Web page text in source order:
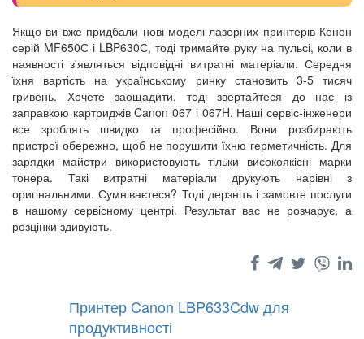
Якщо ви вже придбали нові моделі лазерних принтерів Кенон
серій MF650С і LBP630С, тоді тримайте руку на пульсі, коли в
наявності з'являться відповідні витратні матеріали. Середня
їхня вартість на українському ринку становить 3-5 тисяч
гривень. Хочете заощадити, тоді звертайтеся до нас із
заправкою картриджів Canon 067 і 067H. Наші сервіс-інженери
все зроблять швидко та професійно. Вони розбирають
пристрої обережно, щоб не порушити їхню герметичність. Для
зарядки майстри використовують тільки високоякісні марки
тонера. Такі витратні матеріали друкують нарівні з
оригінальними. Сумніваєтеся? Тоді дерзніть і замовте послуги
в нашому сервісному центрі. Результат вас не розчарує, а
розцінки здивують.
Принтер Canon LBP633Cdw для
продуктивності